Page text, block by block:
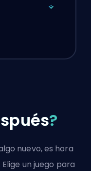
?
nuevo, es hora
un juego para